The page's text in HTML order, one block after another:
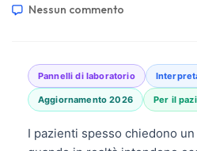
Nessun commento
Pannelli di laboratorio
Aggiornamento 2026 Per il
I pazienti spesso chiedono